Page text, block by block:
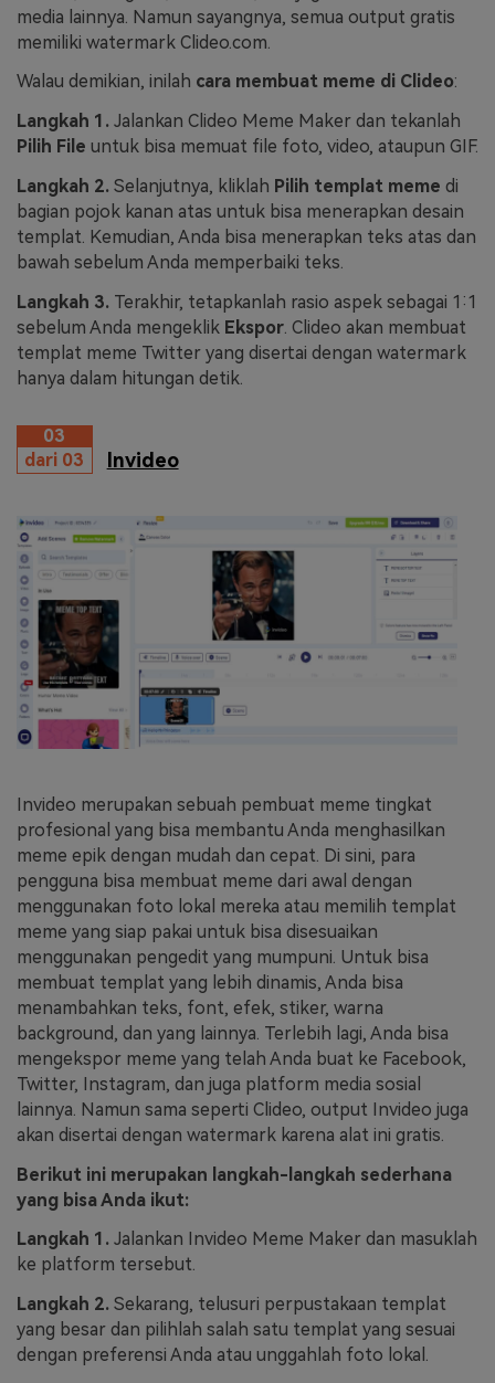
media lainnya. Namun sayangnya, semua output gratis
memiliki watermark Clideo.com.
Walau demikian, inilah cara membuat meme di Clideo:
Langkah 1. Jalankan Clideo Meme Maker dan tekanlah
Pilih File untuk bisa memuat file foto, video, ataupun GIF.
Langkah 2. Selanjutnya, kliklah Pilih templat meme di
bagian pojok kanan atas untuk bisa menerapkan desain
templat. Kemudian, Anda bisa menerapkan teks atas dan
bawah sebelum Anda memperbaiki teks.
Langkah 3. Terakhir, tetapkanlah rasio aspek sebagai 1:1
sebelum Anda mengeklik Ekspor . Clideo akan membuat
templat meme Twitter yang disertai dengan watermark
hanya dalam hitungan detik.
03
dari 03
Invideo
Invideo merupakan sebuah pembuat meme tingkat
profesional yang bisa membantu Anda menghasilkan
meme epik dengan mudah dan cepat. Di sini, para
pengguna bisa membuat meme dari awal dengan
menggunakan foto lokal mereka atau memilih templat
meme yang siap pakai untuk bisa disesuaikan
menggunakan pengedit yang mumpuni. Untuk bisa
membuat templat yang lebih dinamis, Anda bisa
menambahkan teks, font, efek, stiker, warna
background, dan yang lainnya. Terlebih lagi, Anda bisa
mengekspor meme yang telah Anda buat ke Facebook,
Twitter, Instagram, dan juga platform media sosial
lainnya. Namun sama seperti Clideo, output Invideo juga
akan disertai dengan watermark karena alat ini gratis.
Berikut ini merupakan langkah-langkah sederhana
yang bisa Anda ikut:
Langkah 1. Jalankan Invideo Meme Maker dan masuklah
ke platform tersebut.
Langkah 2. Sekarang, telusuri perpustakaan templat
yang besar dan pilihlah salah satu templat yang sesuai
dengan preferensi Anda atau unggahlah foto lokal.